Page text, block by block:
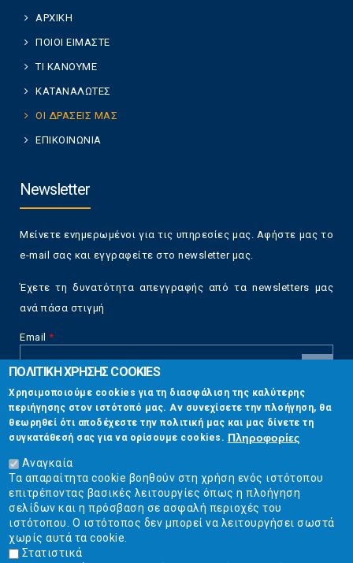
ΑΡΧΙΚΗ
ΠΟΙΟΙ ΕΙΜΑΣΤΕ
ΤΙ ΚΑΝΟΥΜΕ
ΚΑΤΑΝΑΛΩΤΕΣ
ΟΙ ΔΡΑΣΕΙΣ ΜΑΣ
ΕΠΙΚΟΙΝΩΝΙΑ
Newsletter
Μείνετε ενημερωμένοι για τις υπηρεσίες μας. Αφήστε μας το
e-mail σας και εγγραφείτε στο newsletter μας.
Έχετε τη δυνατότητα απεγγραφής από τα newsletters μας
ανά πάσα στιγμή
Email *
CAPTCHA
This
question is
for testing
whether or
not you are a
human visitor
and to
prevent
automated
spam
submissions.
Επικοινωνία
Στουρνάρη 17, Αθήνα 10683
2103304444
info@ekpizo.gr
www.ekpizo.gr
ΠΟΛΙΤΙΚΗ ΧΡΗΣΗΣ COOKIES
Χρησιμοποιούμε cookies για τη διασφάλιση της καλύτερης
περιήγησης στον ιστότοπό μας. Αν συνεχίσετε την πλοήγηση, θα
θεωρηθεί ότι αποδέχεστε την πολιτική μας και μας δίνετε τη
συγκατάθεσή σας για να ορίσουμε cookies. Πληροφορίες
Αναγκαία
Τα απαραίτητα cookie βοηθούν στη χρήση ενός ιστότοπου
επιτρέποντας βασικές λειτουργίες όπως η πλοήγηση
σελίδων και η πρόσβαση σε ασφαλή περιοχές του
ιστότοπου. Ο ιστότοπος δεν μπορεί να λειτουργήσει σωστά
χωρίς αυτά τα cookie.
Στατιστικά